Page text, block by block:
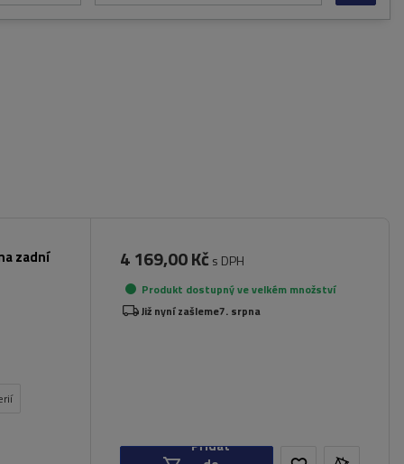
zadní
4 169,00 Kč s DPH
Produkt dostupný ve velkém množství
Již nyní zašleme7. srpna
Přidat